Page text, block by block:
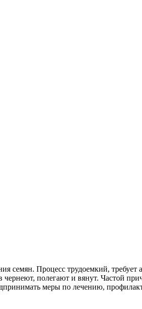
семян. Процесс трудоемкий, требует
полегают и вянут. Частой
меры по лечению,